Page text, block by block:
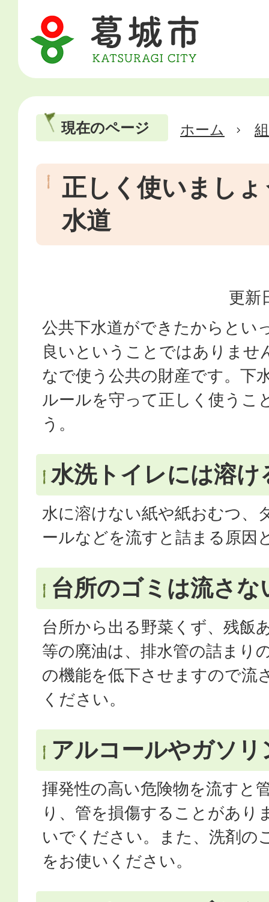
現在のページ ホーム
正しく使いまし
水道
更新
公共下水道ができたからとい
良いということではありませ
なで使う公共の財産です。下
ルールを守って正しく使うこ
う。
水洗トイレには溶け
水に溶けない紙や紙おむつ、
ールなどを流すと詰まる原因
台所のゴミは流さな
台所から出る野菜くず、残飯
等の廃油は、排水管の詰まり
の機能を低下させますので流
ください。
アルコールやガソ
揮発性の高い危険物を流すと
り、管を損傷することがあり
いでください。また、洗剤の
をお使いください。